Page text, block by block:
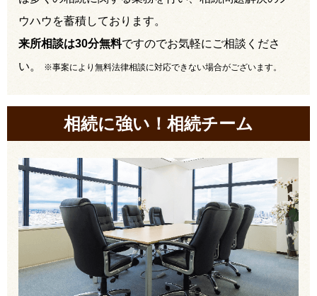
ウハウを蓄積しております。
来所相談は30分無料ですのでお気軽にご相談くださ
い。
※事案により無料法律相談に対応できない場合がございます。
相続に強い！相続チーム